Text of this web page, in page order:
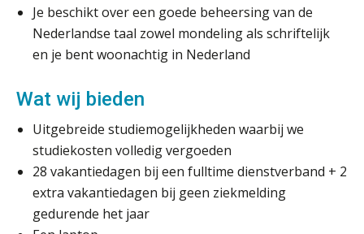
Je beschikt over een goede beheersing van de
Nederlandse taal zowel mondeling als schriftelijk
en je bent woonachtig in Nederland
Wat wij bieden
Uitgebreide studiemogelijkheden waarbij we
studiekosten volledig vergoeden
28 vakantiedagen bij een fulltime dienstverband + 2
extra vakantiedagen bij geen ziekmelding
gedurende het jaar
Driver-based models: de essentiële
bouwstenen voor elk finance team
Buy & build: urenregistratie als
verborgen EBITDA-hefboom
ABN Amro slokt NIBC op: wat deze
overname zegt over de
veranderende financiële markt